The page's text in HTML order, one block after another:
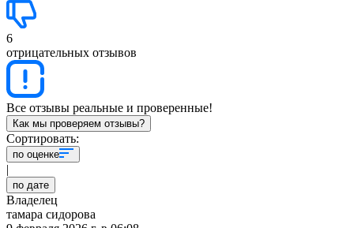
6
отрицательных отзывов
Все отзывы реальные и проверенные!
Как мы проверяем отзывы?
Сортировать:
по оценке
|
по дате
Владелец
тамара сидорова